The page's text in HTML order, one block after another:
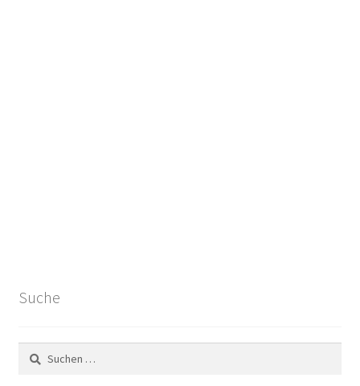
Suche
Suchen
nach: